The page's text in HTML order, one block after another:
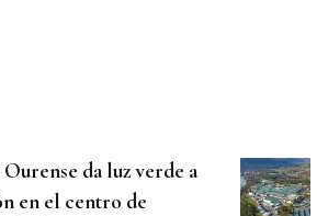
da luz verde a
en el centro de